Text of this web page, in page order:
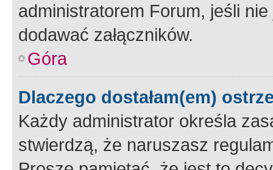
administratorem Forum, jeśli
dodawać załączników.
Góra
Dlaczego dostałam(em)
Każdy administrator określa
stwierdzą, że naruszasz